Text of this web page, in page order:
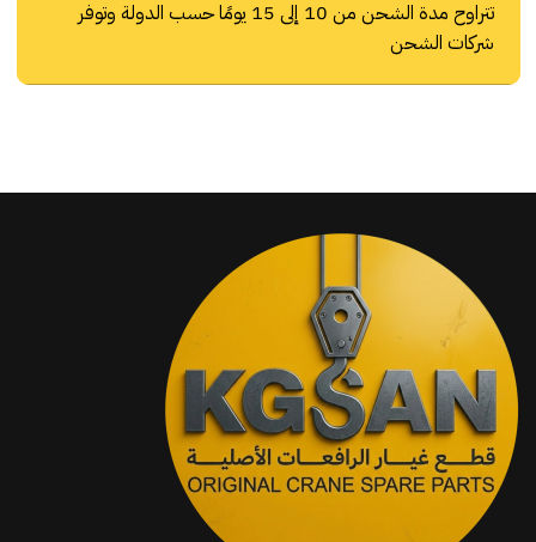
تتراوح مدة الشحن من 10 إلى 15 يومًا حسب الدولة وتوفر
شركات الشحن